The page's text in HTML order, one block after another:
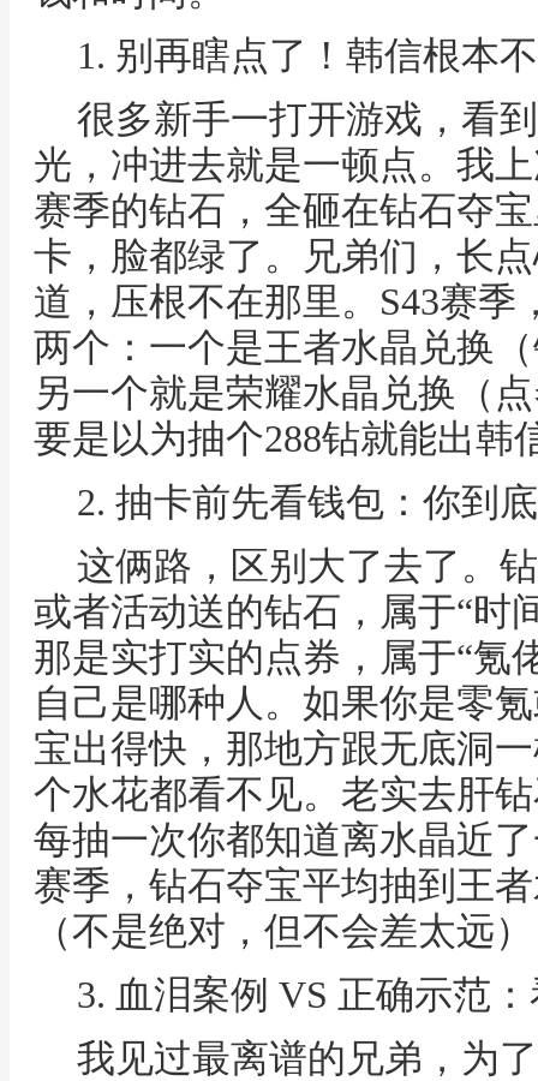
1. 别再瞎点了！韩信根本
很多新手一打开游戏，看
光，冲进去就是一顿点。我
赛季的钻石，全砸在钻石夺
卡，脸都绿了。兄弟们，长
道，压根不在那里。S43赛
两个：一个是王者水晶兑换
另一个就是荣耀水晶兑换（
要是以为抽个288钻就能出韩
2. 抽卡前先看钱包：你到
这俩路，区别大了去了。
或者活动送的钻石，属于“时
那是实打实的点券，属于“氪
自己是哪种人。如果你是零
宝出得快，那地方跟无底洞
个水花都看不见。老实去肝
每抽一次你都知道离水晶近
赛季，钻石夺宝平均抽到王
（不是绝对，但不会差太远
3. 血泪案例 VS 正确示范
我见过最离谱的兄弟，为